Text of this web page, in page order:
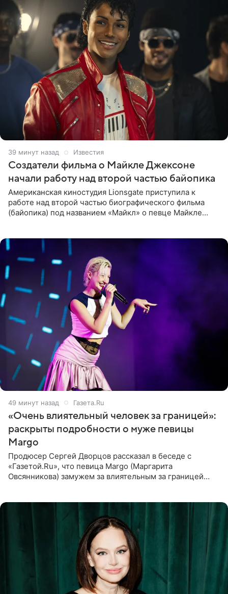
39 минут назад Известия
Создатели фильма о Майкле Джексоне
начали работу над второй частью байопика
Американская киностудия Lionsgate приступила к
работе над второй частью биографического фильма
(байопика) под названием «Майкл» о певце Майкле
49 минут назад Газета.Ru
«Очень влиятельный человек за границей»:
раскрыты подробности о муже певицы
Margo
Продюсер Сергей Дворцов рассказал в беседе с
«Газетой.Ru», что певица Margo (Маргарита
Овсянникова) замужем за влиятельным за границей